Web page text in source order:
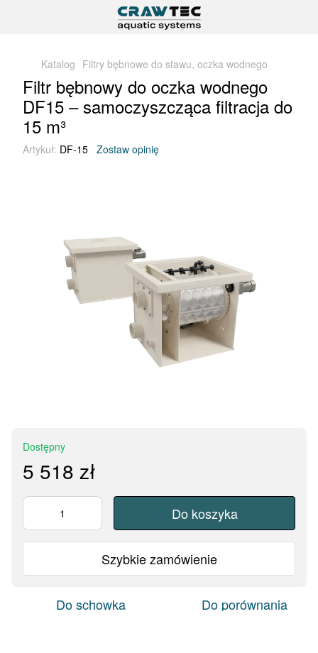
Katalog Filtry bębnowe do stawu, oczka wodnego
Filtr bębnowy do oczka wodnego
DF15 – samoczyszcząca filtracja do
15 m³
Artykuł: DF-15 Zostaw opinię
Dostępny
5 518 zł
Do koszyka
Szybkie zamówienie
Do schowka Do porównania